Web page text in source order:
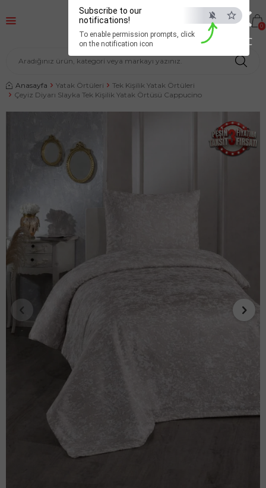
×
ESC
Subscribe to our
notifications!
To enable permission prompts, click
on the notification icon
0
Anasayfa Yatak Örtüleri
Tek Kişilik Yatak Örtüleri
Çeyiz Diyarı Slayka Tek Kişilik Yatak Örtüsü Cappucino